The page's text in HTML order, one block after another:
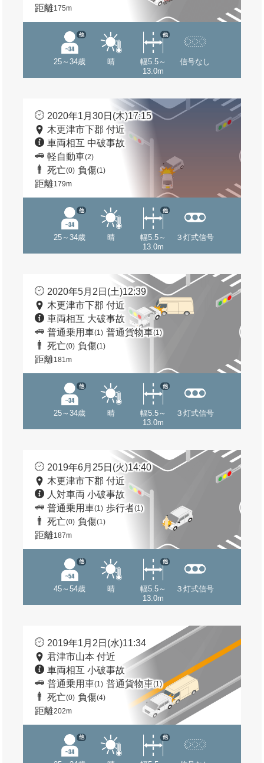
距離175m
25～34歳
他
晴
幅5.5～
13.0m
他
信号なし
2020年1月30日(木)17:15
木更津市下郡 付近
車両相互 中破事故
軽自動車(2)
死亡(0) 負傷(1)
距離179m
25～34歳
他
晴
幅5.5～
13.0m
他
３灯式信号
2020年5月2日(土)12:39
木更津市下郡 付近
車両相互 大破事故
普通乗用車(1) 普通貨物車(1)
死亡(0) 負傷(1)
距離181m
25～34歳
他
晴
幅5.5～
13.0m
他
３灯式信号
2019年6月25日(火)14:40
木更津市下郡 付近
人対車両 小破事故
普通乗用車(1) 歩行者(1)
死亡(0) 負傷(1)
距離187m
45～54歳
他
晴
幅5.5～
13.0m
他
３灯式信号
2019年1月2日(水)11:34
君津市山本 付近
車両相互 小破事故
普通乗用車(1) 普通貨物車(1)
死亡(0) 負傷(4)
距離202m
他 他